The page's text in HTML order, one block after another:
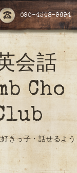
090-4348-9694
会話
Cho
きっ子・話せるよう